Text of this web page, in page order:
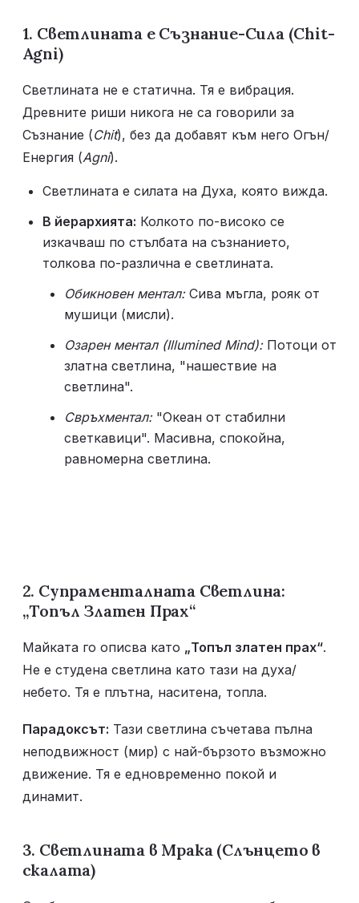
1. Светлината е Съзнание-Сила (Chit-
Agni)
Светлината не е статична. Тя е вибрация.
Древните риши никога не са говорили за
Съзнание (Chit), без да добавят към него Огън/
Енергия (Agni).
Светлината е силата на Духа, която вижда.
В йерархията: Колкото по-високо се
изкачваш по стълбата на съзнанието,
толкова по-различна е светлината.
Обикновен ментал: Сива мъгла, рояк от
мушици (мисли).
Озарен ментал (Illumined Mind): Потоци от
златна светлина, "нашествие на
светлина".
Свръхментал: "Океан от стабилни
светкавици". Масивна, спокойна,
равномерна светлина.
2. Супраменталната Светлина:
„Топъл Златен Прах“
Майката го описва като „Топъл златен прах“.
Не е студена светлина като тази на духа/
небето. Тя е плътна, наситена, топла.
Парадоксът: Тази светлина съчетава пълна
неподвижност (мир) с най-бързото възможно
движение. Тя е едновременно покой и
динамит.
3. Светлината в Мрака (Слънцето в
скалата)